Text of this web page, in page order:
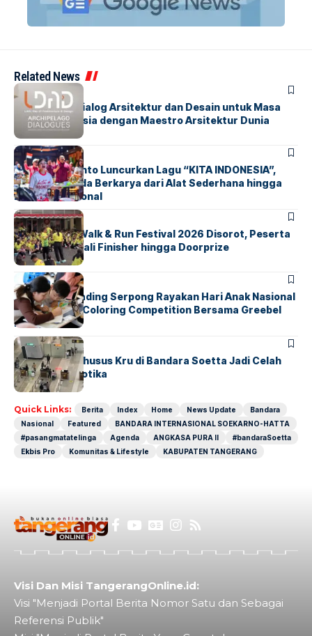
Related News
BERITAHOME
LDAD 2026: Dialog Arsitektur dan Desain untuk Masa
Depan Indonesia dengan Maestro Arsitektur Dunia
BERITAINDEX
Marissa Sutanto Luncurkan Lagu “KITA INDONESIA”,
Ajak Anak Muda Berkarya dari Alat Sederhana hingga
Musik Tradisional
BERITAINDEX
Tangsel Fun Walk & Run Festival 2026 Disorot, Peserta
Keluhkan Medali Finisher hingga Doorprize
BERITAINDEX
Atria Hotel Gading Serpong Rayakan Hari Anak Nasional
Lewat Family Coloring Competition Bersama Greebel
Indonesia
BANDARABERITA
Ketika Jalur Khusus Kru di Bandara Soetta Jadi Celah
Sindikat Narkotika
Quick Links: Berita Index Home News Update
Bandara
Nasional
Featured
BANDARA INTERNASIONAL SOEKARNO-HATTA
#pasangmatatelinga
Agenda ANGKASA PURA II
#bandaraSoetta
Ekbis Pro
Komunitas & Lifestyle KABUPATEN TANGERANG
Visi Dan Misi TangerangOnline.id:
Visi "Menjadi Portal Berita Nomor Satu dan Sebagai
Referensi Publik"